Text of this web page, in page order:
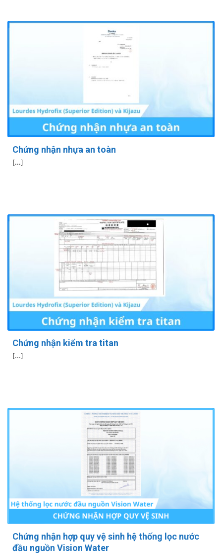
Chứng nhận nhựa an toàn
[...]
Chứng nhận kiểm tra titan
[...]
Chứng nhận hợp quy vệ sinh hệ thống lọc nước
đầu nguồn Vision Water